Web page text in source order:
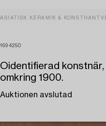
ASIATISK KERAMIK &
1694250
Oidentifierad
omkring 1900.
Auktionen avslutad